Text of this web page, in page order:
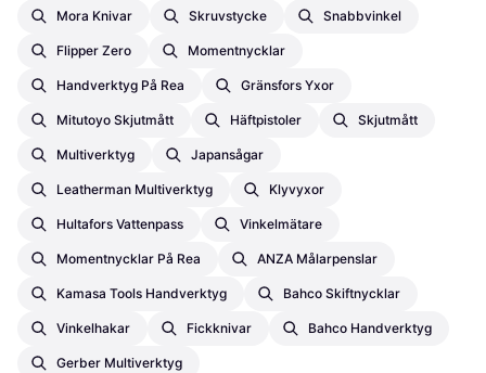
Mora Knivar Skruvstycke Snabbvinkel
Flipper Zero Momentnycklar
Handverktyg På Rea Gränsfors Yxor
Mitutoyo Skjutmått Häftpistoler Skjutmått
Multiverktyg Japansågar
Leatherman Multiverktyg Klyvyxor
Hultafors Vattenpass Vinkelmätare
Momentnycklar På Rea ANZA Målarpenslar
Kamasa Tools Handverktyg Bahco Skiftnycklar
Vinkelhakar Fickknivar Bahco Handverktyg
Gerber Multiverktyg